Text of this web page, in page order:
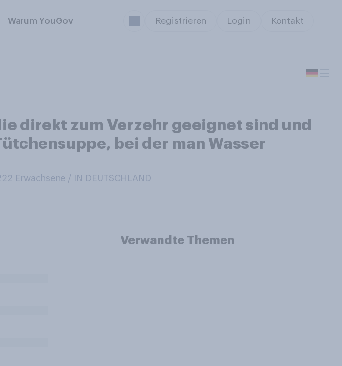
Warum YouGov Registrieren Login Kontakt
direkt zum Verzehr geeignet sind und
bei der man Wasser
Erwachsene / IN DEUTSCHLAND
Verwandte Themen